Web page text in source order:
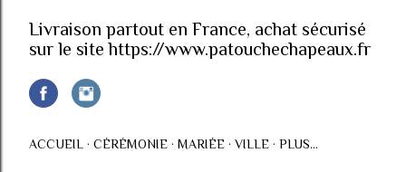
Livraison partout en France, achat sécurisé
sur le site https://www.patouchechapeaux.fr
ACCUEIL CÉRÉMONIE MARIÉE VILLE PLUS…